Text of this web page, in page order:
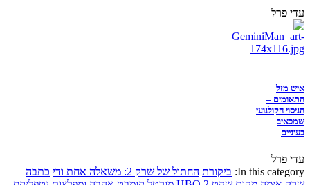
עדי פרל
איש מזל
התאומים –
הניסוי הקולנועי
שמכאיב
בעיניים
עדי פרל
In this category: ביקורת החתול של שרק 2: משאלה אחת ודי
כתבה